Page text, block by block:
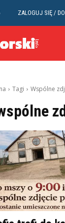
ZALOGUJ SIĘ /
Tagi Wspólne